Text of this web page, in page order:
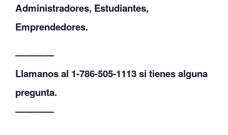
Administradores, Estudiantes,
Emprendedores.
————
Llamanos al 1-786-505-1113 si tienes alguna
pregunta.
————